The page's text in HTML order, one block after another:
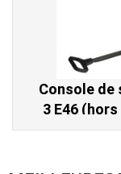
Console de
3 E46